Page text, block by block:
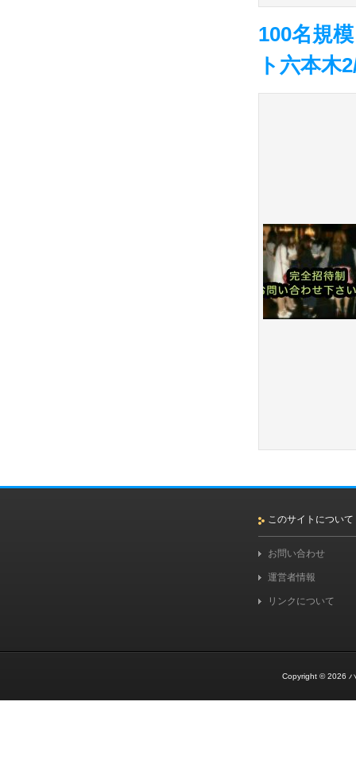
100名規
ト六本木
このサイトについて
お問い合わせ
運営者情報
リンクについて
Copyright © 2026